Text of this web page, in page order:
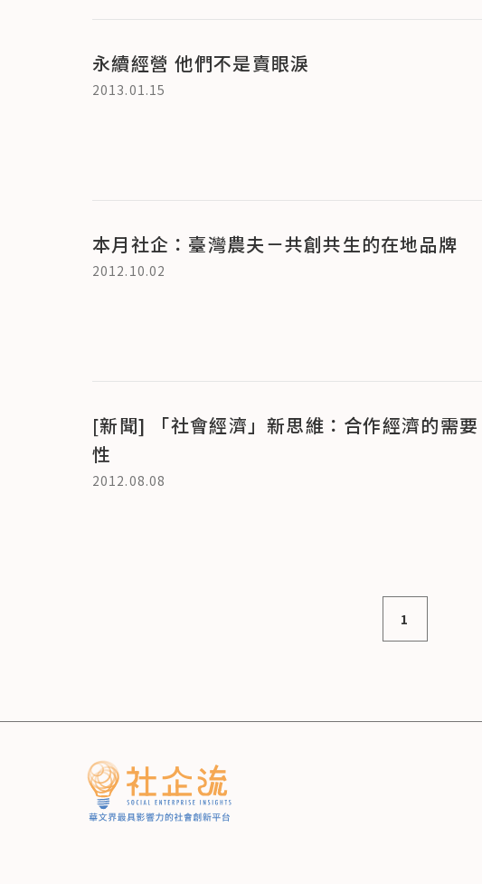
永續經營 他們不是賣眼淚
2013.01.15
本月社企：臺灣農夫－共創共生的在地品牌
2012.10.02
[新聞] 「社會經濟」新思維：合作經濟的需要
性
2012.08.08
1